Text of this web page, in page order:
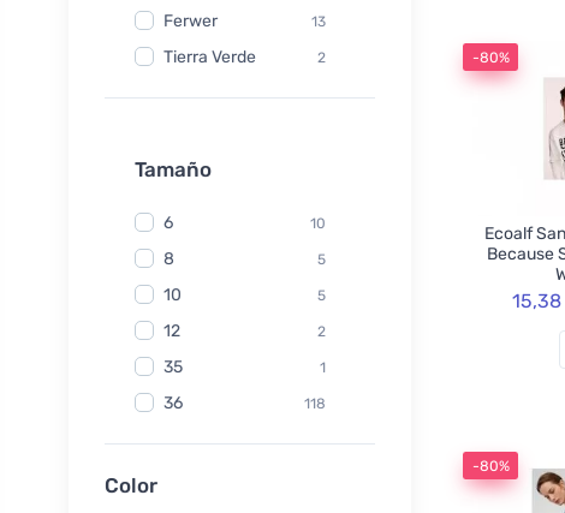
Ferwer 13
Tierra Verde 2
Watersavers
Yuuki
Tamaño
6 10
8 5
10 5
12 2
35 1
36 118
37
Color
-80%
Ecoalf
Because
-80%